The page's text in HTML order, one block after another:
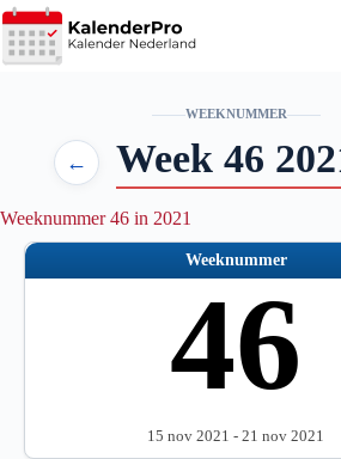
Ga
naar
de
WEEKNUMMER
← Week 46
Weeknummer 46 in 2021
Weeknummer
46
15 nov 2021 - 21 nov 2021